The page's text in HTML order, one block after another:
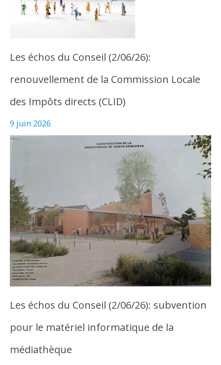
Les échos du Conseil (2/06/26):
renouvellement de la Commission Locale
des Impôts directs (CLID)
9 juin 2026
Les échos du Conseil (2/06/26): subvention
pour le matériel informatique de la
médiathèque